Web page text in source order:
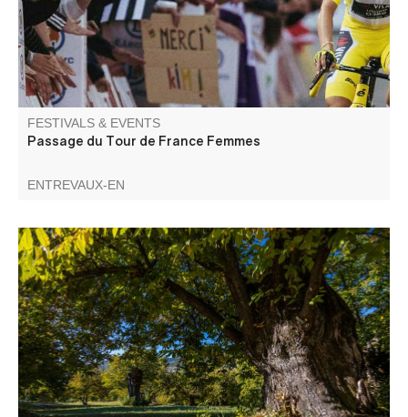
FESTIVALS & EVENTS
Passage du Tour de France Femmes
ENTREVAUX-EN
Patrimoine et agriculture : visite d'une châtaigneraie et
rencontre sur les variétés de châtaigne.